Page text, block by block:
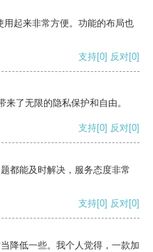
起来非常方便。功能的布局也
支持[0] 反对[0]
了无限的隐私保护和自由。
支持[0] 反对[0]
都能及时解决，服务态度非常
支持[0] 反对[0]
降低一些。我个人觉得，一款加